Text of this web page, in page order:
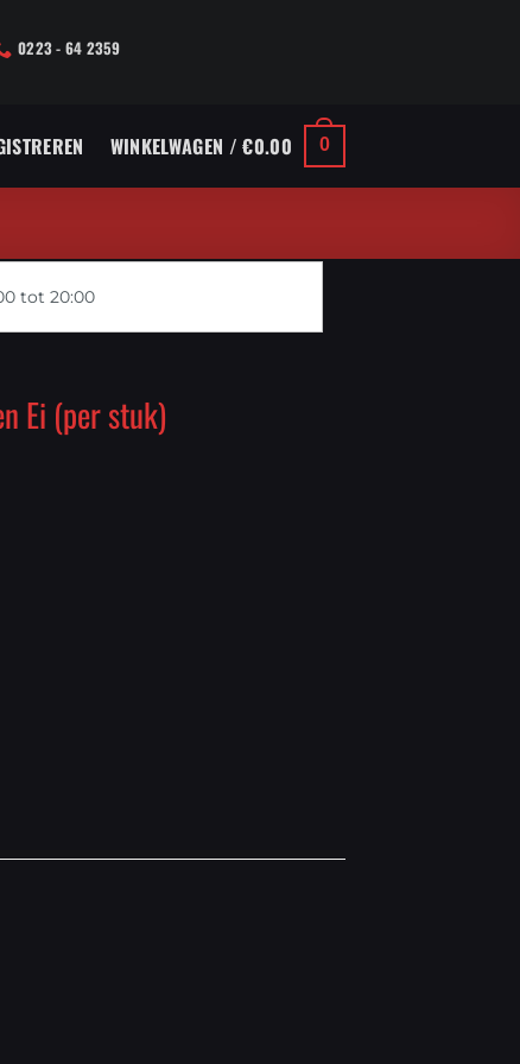
0223 - 64 2359
WINKELWAGEN /€0.00 0
tot 20:00
Ei (per stuk)